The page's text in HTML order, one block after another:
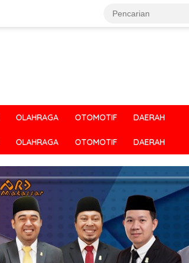
OLAHRAGA OTOMOTIF DAERAH
OLAHRAGA OTOMOTIF DAERAH